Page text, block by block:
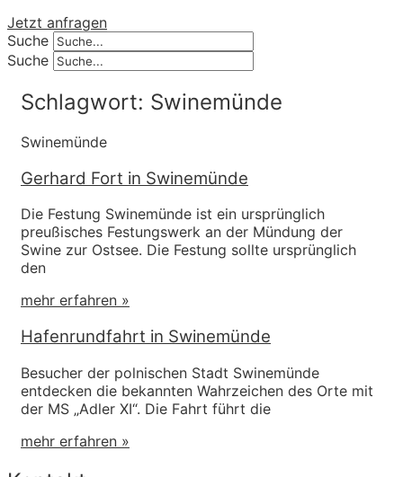
Jetzt anfragen
Suche
Suche
Schlagwort: Swinemünde
Swinemünde
Gerhard Fort in Swinemünde
Die Festung Swinemünde ist ein ursprünglich
preußisches Festungswerk an der Mündung der
Swine zur Ostsee. Die Festung sollte ursprünglich
den
mehr erfahren »
Hafenrundfahrt in Swinemünde
Besucher der polnischen Stadt Swinemünde
entdecken die bekannten Wahrzeichen des Orte mit
der MS „Adler XI“. Die Fahrt führt die
mehr erfahren »